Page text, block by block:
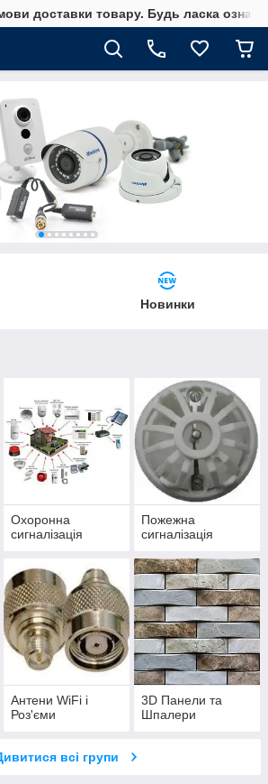
доставки товару. Будь ласка
Новинки
Охоронна
сигналізація
Пожежна
сигналізація
Антени WiFi і
Роз'єми
3D Панели та
Шпалери
всі групи